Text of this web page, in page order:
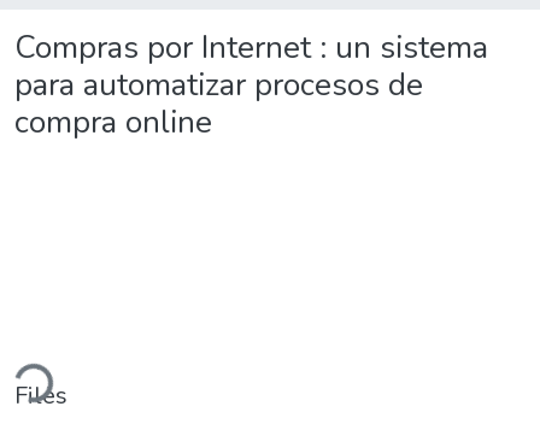
Compras por Internet : un sistema
para automatizar procesos de
compra online
Files